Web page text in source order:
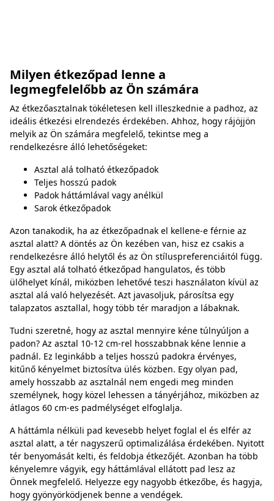
Milyen étkezőpad lenne a
legmegfelelőbb az Ön számára
Az étkezőasztalnak tökéletesen kell illeszkednie a padhoz, az
ideális étkezési elrendezés érdekében. Ahhoz, hogy rájöjjön
melyik az Ön számára megfelelő, tekintse meg a
rendelkezésre álló lehetőségeket:
Asztal alá tolható étkezőpadok
Teljes hosszú padok
Padok háttámlával vagy anélkül
Sarok étkezőpadok
Azon tanakodik, ha az étkezőpadnak el kellene-e férnie az
asztal alatt? A döntés az Ön kezében van, hisz ez csakis a
rendelkezésre álló helytől és az Ön stíluspreferenciáitól függ.
Egy asztal alá tolható étkezőpad hangulatos, és több
ülőhelyet kínál, miközben lehetővé teszi használaton kívül az
asztal alá való helyezését. Azt javasoljuk, párosítsa egy
talapzatos asztallal, hogy több tér maradjon a lábaknak.
Tudni szeretné, hogy az asztal mennyire kéne túlnyúljon a
padon? Az asztal 10-12 cm-rel hosszabbnak kéne lennie a
padnál. Ez leginkább a teljes hosszú padokra érvényes,
kitűnő kényelmet biztosítva ülés közben. Egy olyan pad,
amely hosszabb az asztalnál nem engedi meg minden
személynek, hogy közel lehessen a tányérjához, miközben az
átlagos 60 cm-es padmélységet elfoglalja.
A háttámla nélküli pad kevesebb helyet foglal el és elfér az
asztal alatt, a tér nagyszerű optimalizálása érdekében. Nyitott
tér benyomását kelti, és feldobja étkezőjét. Azonban ha több
kényelemre vágyik, egy háttámlával ellátott pad lesz az
Önnek megfelelő. Helyezze egy nagyobb étkezőbe, és hagyja,
hogy gyönyörködjenek benne a vendégek.